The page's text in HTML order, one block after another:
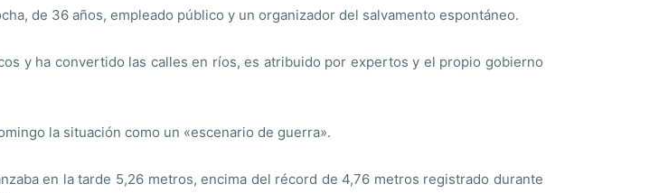
de 36 años, empleado público y un organizador del salvamento espontáneo.
y ha convertido las calles en ríos, es atribuido por expertos y el propio gobierno
la situación como un «escenario de guerra».
en la tarde 5,26 metros, encima del récord de 4,76 metros registrado durante